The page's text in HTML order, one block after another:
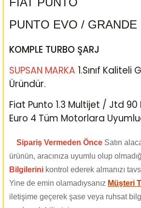
PUNTO EVO / GRANDE
KOMPLE TURBO ŞARJ
SUPSAN MARKA 1.Sınıf Kaliteli
Üründür.
Fiat Punto 1.3 Multijet / Jtd 90
Euro 4 Tüm Motorlara
Sipariş Vermeden Önce Satın
ürünün, aracınıza uyumlu olup
Bilgilerini kontrol ederek almanızı
Yine de emin olamadıysanız Müşteri
iletişime geçerek şase veya ruhsat